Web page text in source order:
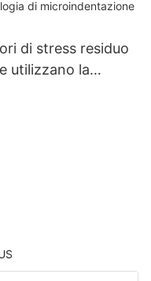
di stress residuo
utilizzano la